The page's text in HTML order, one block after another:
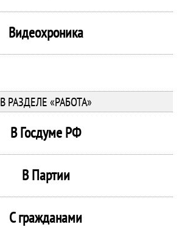
Видеохроника
В РАЗДЕЛЕ «РАБОТА»
В Госдуме РФ
В Партии
С гражданами